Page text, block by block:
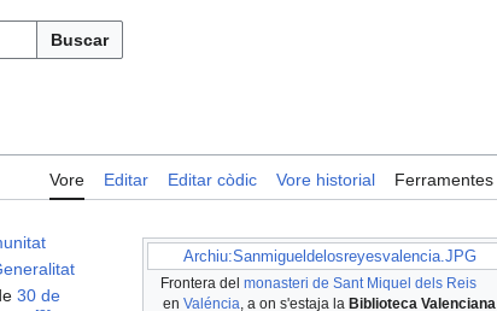
Buscar
Vore Editar Editar còdic Vore historial Ferramentes
Archiu:Sanmigueldelosreyesvalencia.JPG
Frontera del monasteri de Sant Miquel dels Reis
en Valéncia, a on s'estaja la Biblioteca Valenciana
30 de